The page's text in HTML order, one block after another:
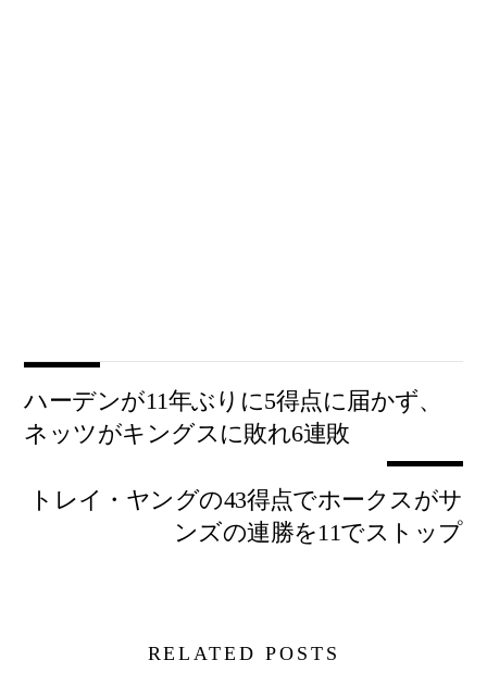
ハーデンが11年ぶりに5得点に届かず、
ネッツがキングスに敗れ6連敗
トレイ・ヤングの43得点でホークスがサ
ンズの連勝を11でストップ
RELATED POSTS